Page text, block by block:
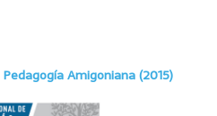
Amigoniana (2015)